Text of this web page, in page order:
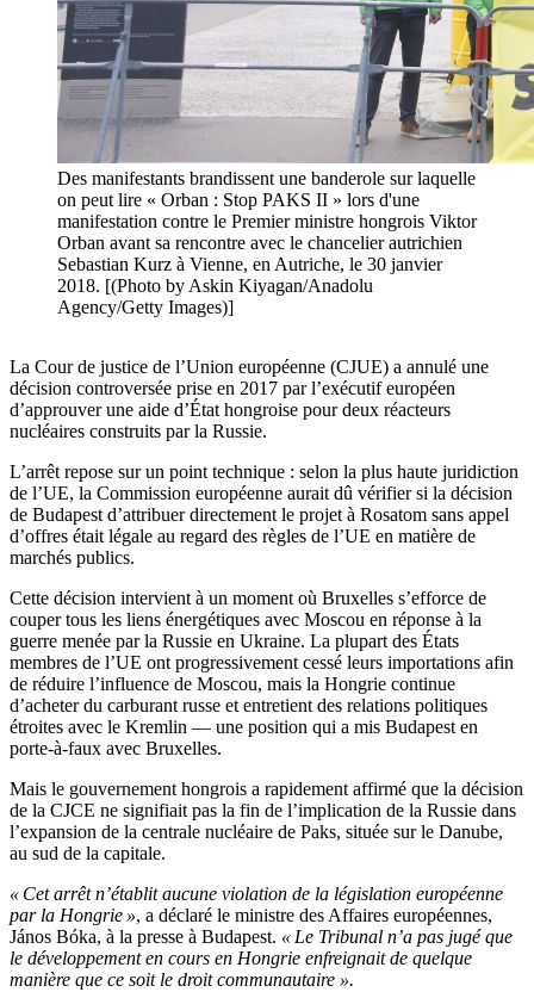
Des manifestants brandissent une banderole sur laquelle
on peut lire « Orban : Stop PAKS II » lors d'une
manifestation contre le Premier ministre hongrois Viktor
Orban avant sa rencontre avec le chancelier autrichien
Sebastian Kurz à Vienne, en Autriche, le 30 janvier
2018. [(Photo by Askin Kiyagan/Anadolu
Agency/Getty Images)]
La Cour de justice de l’Union européenne (CJUE) a annulé une
décision controversée prise en 2017 par l’exécutif européen
d’approuver une aide d’État hongroise pour deux réacteurs
nucléaires construits par la Russie.
L’arrêt repose sur un point technique : selon la plus haute juridiction
de l’UE, la Commission européenne aurait dû vérifier si la décision
de Budapest d’attribuer directement le projet à Rosatom sans appel
d’offres était légale au regard des règles de l’UE en matière de
marchés publics.
Cette décision intervient à un moment où Bruxelles s’efforce de
couper tous les liens énergétiques avec Moscou en réponse à la
guerre menée par la Russie en Ukraine. La plupart des États
membres de l’UE ont progressivement cessé leurs importations afin
de réduire l’influence de Moscou, mais la Hongrie continue
d’acheter du carburant russe et entretient des relations politiques
étroites avec le Kremlin — une position qui a mis Budapest en
porte-à-faux avec Bruxelles.
Mais le gouvernement hongrois a rapidement affirmé que la décision
de la CJCE ne signifiait pas la fin de l’implication de la Russie dans
l’expansion de la centrale nucléaire de Paks, située sur le Danube,
au sud de la capitale.
« Cet arrêt n’établit aucune violation de la législation européenne
par la Hongrie », a déclaré le ministre des Affaires européennes,
János Bóka, à la presse à Budapest. « Le Tribunal n’a pas jugé que
le développement en cours en Hongrie enfreignait de quelque
manière que ce soit le droit communautaire ».